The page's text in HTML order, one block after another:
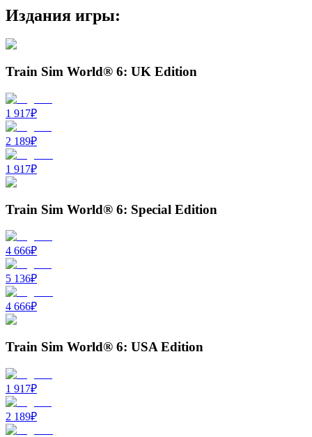
Издания игры:
Train Sim World® 6: UK Edition
1 917₽
2 189₽
1 917₽
Train Sim World® 6: Special Edition
4 666₽
5 136₽
4 666₽
Train Sim World® 6: USA Edition
1 917₽
2 189₽